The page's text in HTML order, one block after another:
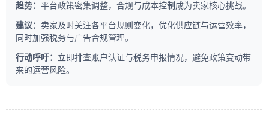
趋势： 平台政策密集调整，合规与成本控制成为卖家核心挑战。
建议： 卖家及时关注各平台规则变化，优化供应链与运营效率，
同时加强税务与广告合规管理。
行动呼吁： 立即排查账户认证与税务申报情况，避免政策变动带
来的运营风险。